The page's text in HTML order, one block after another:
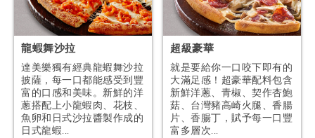
龍蝦舞沙拉
達美樂獨有經典龍蝦舞沙拉
披薩，每一口都能感受到豐
富的口感和美味。新鮮的洋
蔥搭配上小龍蝦肉、花枝、
魚卵和日式沙拉醬製作成的
日式龍蝦...
超級豪華
就是要給你一口咬下即有的
大滿足感！超豪華配料包含
新鮮洋蔥、青椒、契作杏鮑
菇、台灣豬高崎火腿、香腸
片、香腸丁，賦予每一口豐
富多層次...